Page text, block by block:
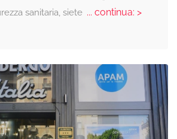
sanitaria, siete... continua: >